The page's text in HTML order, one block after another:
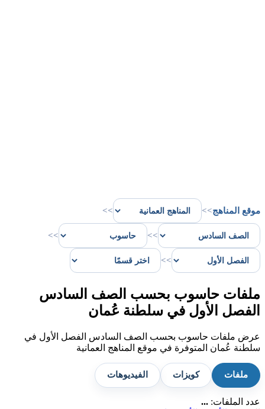
موقع المناهج>>
>>
>>
>>
>>
ملفات حاسوب بحسب الصف السادس
الفصل الأول في سلطنة عُمان
عرض ملفات حاسوب بحسب الصف السادس الفصل الأول في
سلطنة عُمان المتوفرة في موقع المناهج العمانية
ملفات كويزات الفيديوهات
عدد الملفات: ...